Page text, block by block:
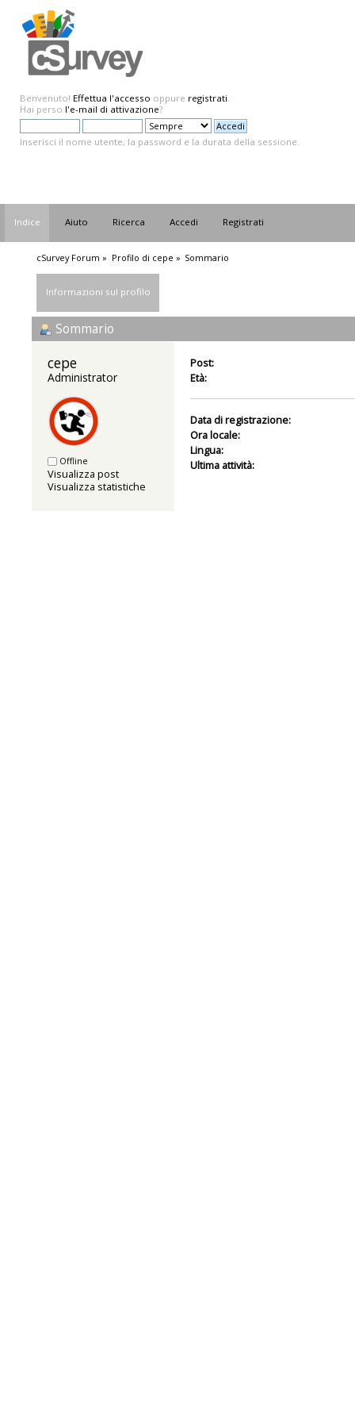
Benvenuto! Effettua l'accesso oppure registrati.
Hai perso l'e-mail di attivazione?
Inserisci il nome utente, la password e la durata della sessione.
Indice Aiuto Ricerca Accedi Registrati
cSurvey Forum » Profilo di cepe » Sommario
Informazioni sul profilo
Sommario
cepe
Administrator
Offline
Visualizza post
Visualizza statistiche
Post:
Età:
Data di registrazione:
Ora locale:
Lingua:
Ultima attività: